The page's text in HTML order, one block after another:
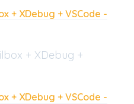
+ XDebug + VSCode -
+ XDebug +
+ XDebug + VSCode -